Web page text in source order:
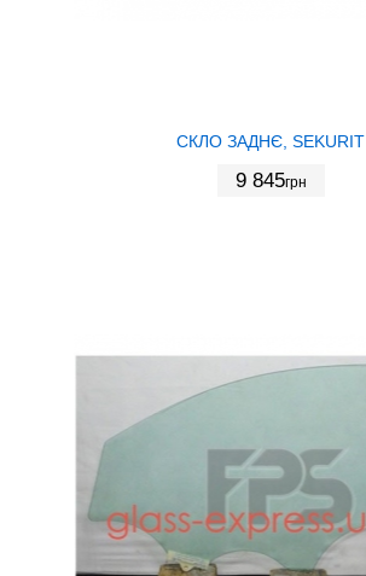
СКЛО ЗАДНЄ, SEKURIT
9 845грн